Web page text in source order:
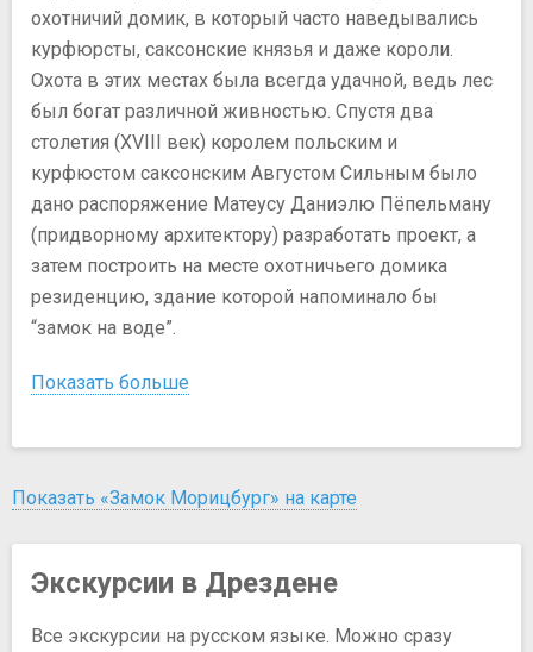
охотничий домик, в который часто наведывались
курфюрсты, саксонские князья и даже короли.
Охота в этих местах была всегда удачной, ведь лес
был богат различной живностью. Спустя два
столетия (XVIII век) королем польским и
курфюстом саксонским Августом Сильным было
дано распоряжение Матеусу Даниэлю Пёпельману
(придворному архитектору) разработать проект, а
затем построить на месте охотничьего домика
резиденцию, здание которой напоминало бы
“замок на воде”.
Показать больше
Показать «Замок Морицбург» на карте
Экскурсии в Дрездене
Все экскурсии на русском языке. Можно сразу